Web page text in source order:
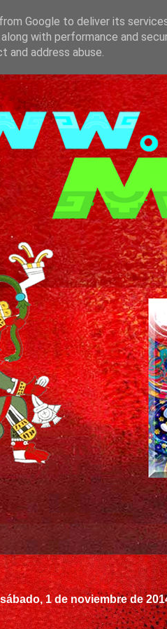
sábado, 1 de noviembre de
Google to deliver its
with performance and
address abuse.